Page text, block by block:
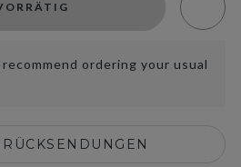
recommend ordering your usual